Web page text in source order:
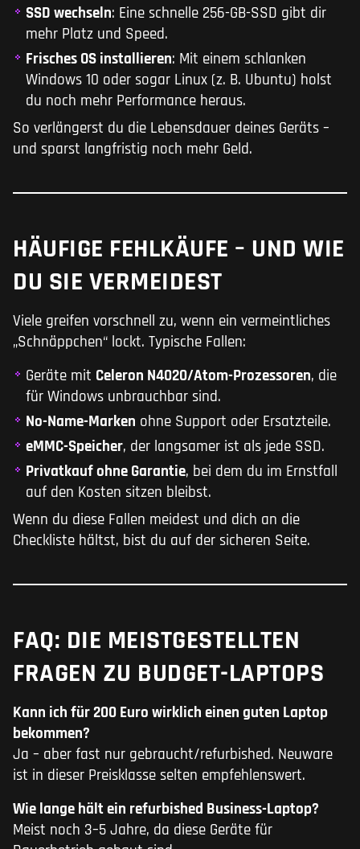
SSD wechseln: Eine schnelle 256-GB-SSD gibt dir
mehr Platz und Speed.
Frisches OS installieren: Mit einem schlanken
Windows 10 oder sogar Linux (z. B. Ubuntu) holst
du noch mehr Performance heraus.
So verlängerst du die Lebensdauer deines Geräts –
und sparst langfristig noch mehr Geld.
HÄUFIGE FEHLKÄUFE – UND WIE
DU SIE VERMEIDEST
Viele greifen vorschnell zu, wenn ein vermeintliches
„Schnäppchen“ lockt. Typische Fallen:
Geräte mit Celeron N4020/Atom-Prozessoren, die
für Windows unbrauchbar sind.
No-Name-Marken ohne Support oder Ersatzteile.
eMMC-Speicher, der langsamer ist als jede SSD.
Privatkauf ohne Garantie, bei dem du im Ernstfall
auf den Kosten sitzen bleibst.
Wenn du diese Fallen meidest und dich an die
Checkliste hältst, bist du auf der sicheren Seite.
FAQ: DIE MEISTGESTELLTEN
FRAGEN ZU BUDGET-LAPTOPS
Kann ich für 200 Euro wirklich einen guten Laptop
bekommen?
Ja – aber fast nur gebraucht/refurbished. Neuware
ist in dieser Preisklasse selten empfehlenswert.
Wie lange hält ein refurbished Business-Laptop?
Meist noch 3–5 Jahre, da diese Geräte für